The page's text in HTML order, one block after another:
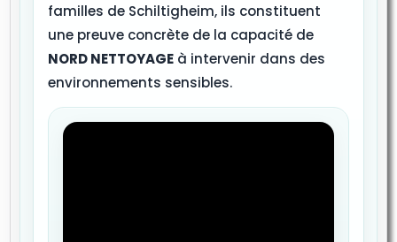
familles de Schiltigheim, ils constituent
une preuve concrète de la capacité de
NORD NETTOYAGE à intervenir dans des
environnements sensibles.